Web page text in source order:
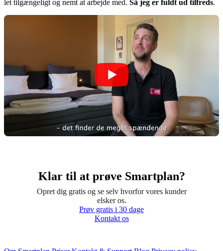
let tilgængeligt og nemt at arbejde med. Så jeg er fuldt ud tilfreds.
Klar til at prøve Smartplan?
Opret dig gratis og se selv hvorfor vores kunder
elsker os.
Prøv gratis i 30 dage
Kontakt os